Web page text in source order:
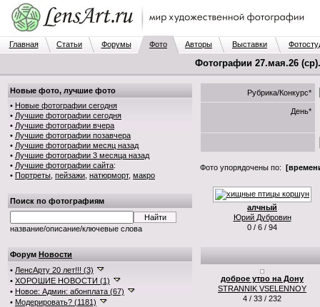
Главная Статьи Форумы Фото Авторы Выставки
Фотографии 27.мая.26
Новые фото, лучшие фото
• Новые фотографии сегодня
• Лучшие фотографии сегодня
• Лучшие фотографии вчера
• Лучшие фотографии позавчера
• Лучшие фотографии месяц назад
• Лучшие фотографии 3 месяца назад
• Лучшие фотографии сайта:
• Портреты пейзажи натюрморт, макро
Поиск по фотографиям
название/описание/ключевые слова
Форум Новости
• ЛенсАрту 20 лет!!! (3)
• ХОРОШИЕ НОВОСТИ (1)
• Новое: Админ: абонплата (67)
• Модерировать? (1181)
Рубрика/Конкурс*
День*
Фото упорядочены по:
алчный
Юрий Дубровин
0 / 6 / 94
доброе утро на Дону
STRANNIK VSELENNOY
4 / 33 / 232